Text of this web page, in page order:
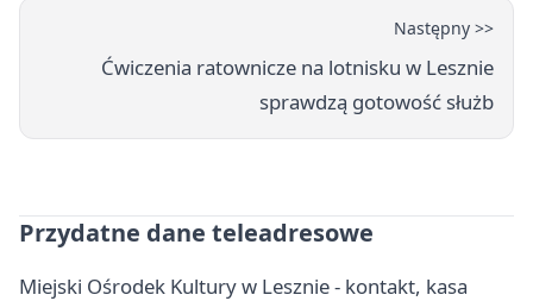
Następny >>
Ćwiczenia ratownicze na lotnisku w Lesznie
sprawdzą gotowość służb
Przydatne dane teleadresowe
Miejski Ośrodek Kultury w Lesznie - kontakt, kasa